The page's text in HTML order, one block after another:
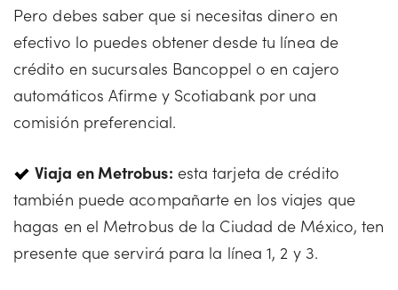
Pero debes saber que si necesitas dinero en
efectivo lo puedes obtener desde tu línea de
crédito en sucursales Bancoppel o en cajero
automáticos Afirme y Scotiabank por una
comisión preferencial.
Viaja en Metrobus: esta tarjeta de crédito
también puede acompañarte en los viajes que
hagas en el Metrobus de la Ciudad de México, ten
presente que servirá para la línea 1, 2 y 3.